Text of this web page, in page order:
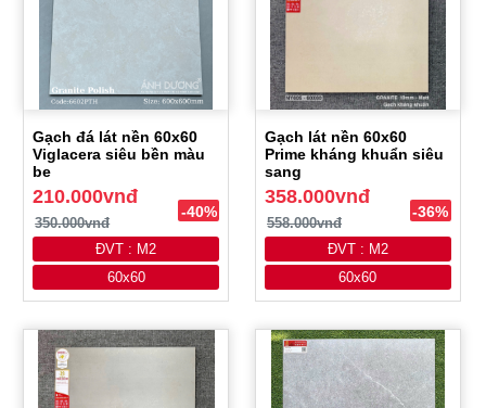
Gạch đá lát nền 60x60
Viglacera siêu bền màu
be
210.000vnđ
350.000vnđ
-40%
ĐVT : M2
60x60
Gạch lát nền 60x60
Prime kháng khuẩn siêu
sang
358.000vnđ
558.000vnđ
-36%
ĐVT : M2
60x60